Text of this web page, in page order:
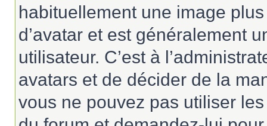
habituellement une image
d’avatar et est généralement
utilisateur. C’est à
avatars et de décider de la
vous ne pouvez pas utiliser